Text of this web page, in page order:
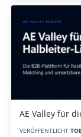
AE Valley für
VERÖFFENTLICHT